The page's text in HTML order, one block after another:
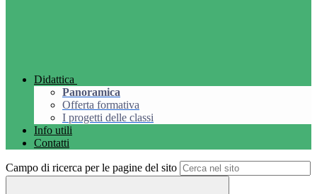
Didattica
Panoramica
Offerta formativa
I progetti delle classi
Info utili
Contatti
Campo di ricerca per le pagine del sito